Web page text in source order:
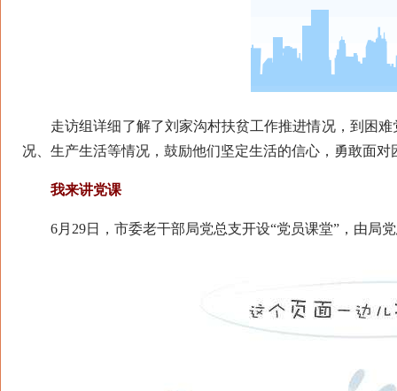
走访组详细了解了刘家沟村扶贫工作推进情况，到困难
况、生产生活等情况，鼓励他们坚定生活的信心，勇敢面
我来讲党课
6月29日，市委老干部局党总支开设“党员课堂”，由局